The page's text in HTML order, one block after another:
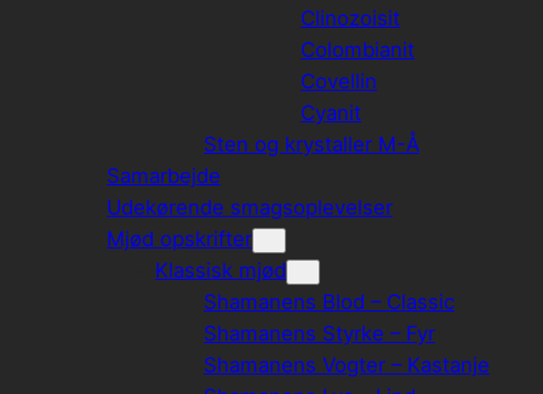
Clinozoisit
Colombianit
Covellin
Cyanit
Sten og krystaller M-Å
Samarbejde
Udekørende smagsoplevelser
Mjød opskrifter
Klassisk mjød
Shamanens Blod – Classic
Shamanens Styrke – Fyr
Shamanens Vogter – Kastanje